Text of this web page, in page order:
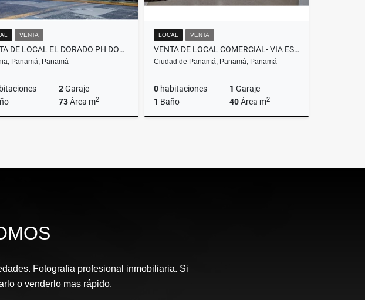
VENTA
VENTA DE LOCAL EL DORADO PH DORADO MAL
Panamá, Panamá
2Garaje
73Área m2
LOCAL VENTA
VENTA DE LOCAL COMERCIAL- VIA ESPAÑA - PLAZA SAN FERNANDO
Ciudad de Panamá, Panamá, Panamá
0habitaciones 1 Garaje
1 Baño 40Área m2
Fotografia profesional inmobiliaria. Si
o venderlo mas rápido.